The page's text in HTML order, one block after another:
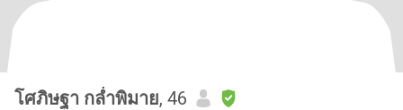
โศภิษฐา กล่ำพิมาย, 46